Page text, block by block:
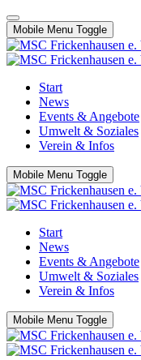
Mobile Menu Toggle
Start
News
Events & Angebote
Umwelt & Soziales
Verein & Infos
Mobile Menu Toggle
Start
News
Events & Angebote
Umwelt & Soziales
Verein & Infos
Mobile Menu Toggle